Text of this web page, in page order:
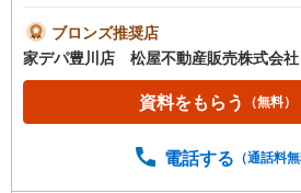
遠くのお出掛けにも便利な立地
閑静な住宅地で子育てしやすい
販売 のつよみ●・豊橋市・豊川
営業中！三河エリア・遠州エリ
さい。新築戸建、中古戸建、中
フォーム実績多数！中古物件を
ブロンズ推奨店
家デパ豊川店 松屋不動産販売株式会社
資料をもらう （無料）
電話する （通話料無